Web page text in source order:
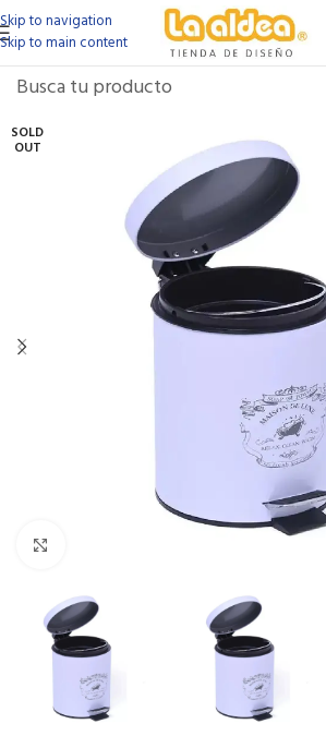
Skip to navigation
Skip to main content
SOLD
OUT